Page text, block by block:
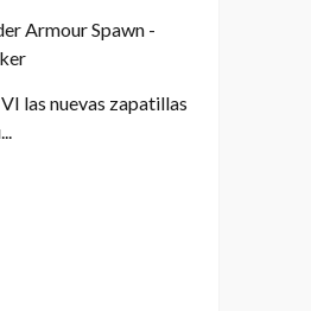
Armour Spawn -
las nuevas zapatillas